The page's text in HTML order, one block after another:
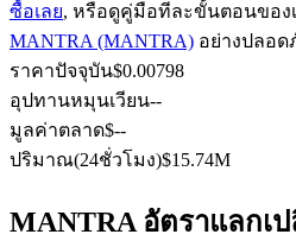
คัดลอกการซื้อขาย
เข้าร่วมกับเทรดเดอร์ชั้นนำ
ซื้อเลย, หรือดูคู่มือทีละขั้นตอนของเ
MANTRA (MANTRA) อย่างปลอด
ราคาปัจจุบัน$0.00798
อุปทานหมุนเวียน--
มูลค่าตลาด$--
ปริมาณ(24ชั่วโมง)$15.74M
MANTRA อัตราแลกเ